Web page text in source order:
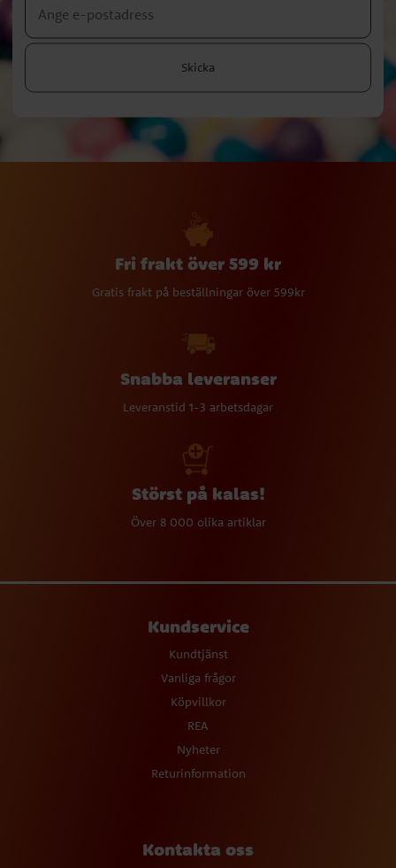
Skicka
Fri frakt över 599 kr
Gratis frakt på beställningar över 599kr
Snabba leveranser
Leveranstid 1-3 arbetsdagar
Störst på kalas!
Över 8 000 olika artiklar
Kundservice
Kundtjänst
Vanliga frågor
Köpvillkor
REA
Nyheter
Returinformation
Kontakta oss